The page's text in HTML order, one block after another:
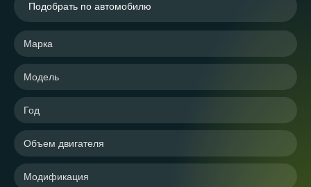
Подобрать по автомобилю
Марка
Модель
Год
Объем двигателя
Модификация